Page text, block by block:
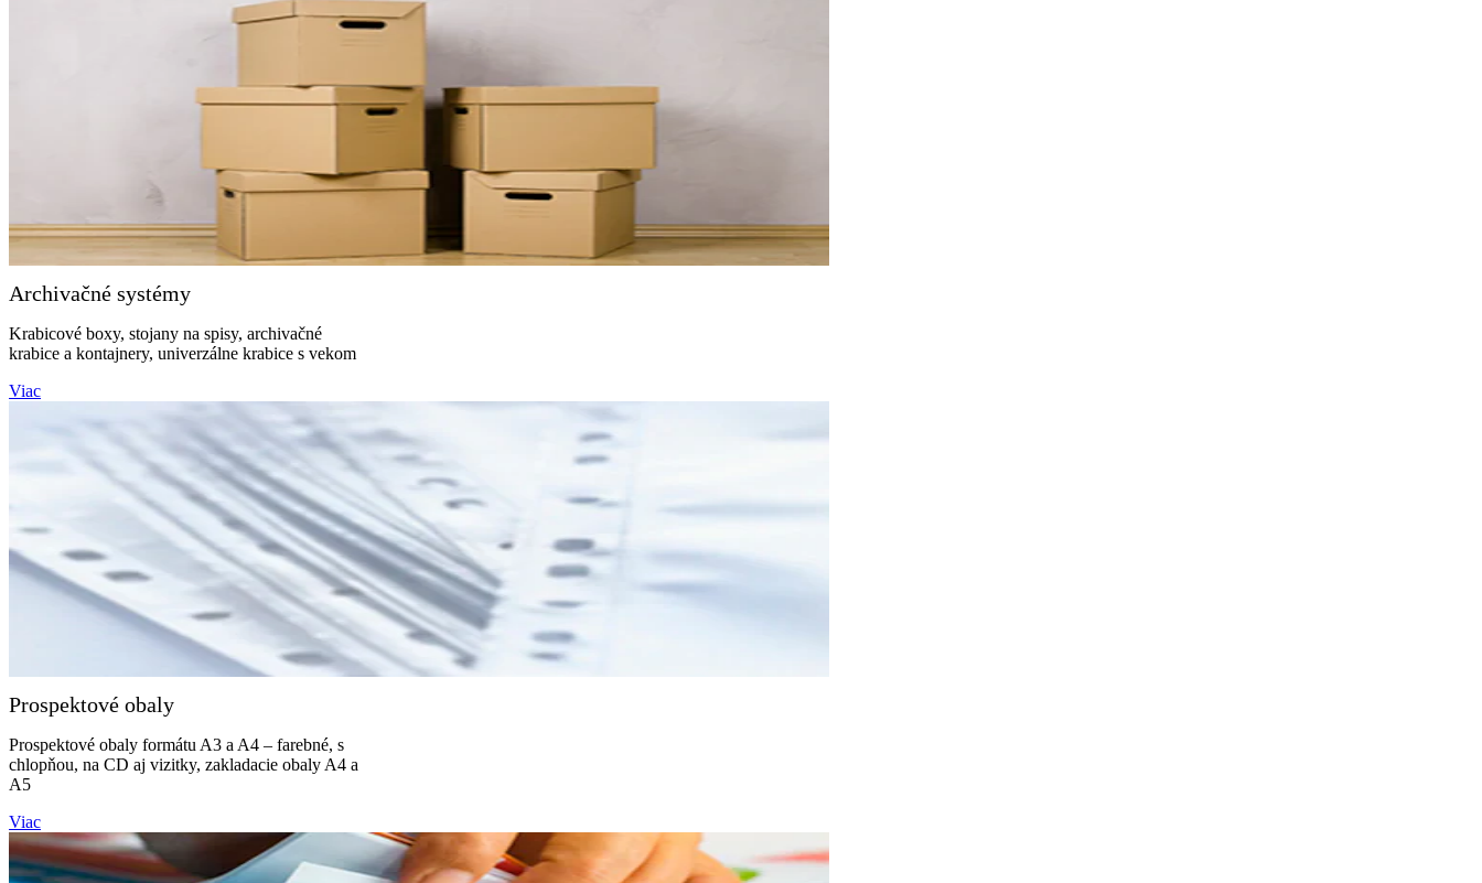
Archivačné systémy
Krabicové boxy, stojany na spisy, archivačné
krabice a kontajnery, univerzálne krabice s vekom
Viac
Prospektové obaly
Prospektové obaly formátu A3 a A4 – farebné, s
chlopňou, na CD aj vizitky, zakladacie obaly A4 a
A5
Viac